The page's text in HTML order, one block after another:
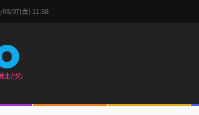
08/07(金) 11:58